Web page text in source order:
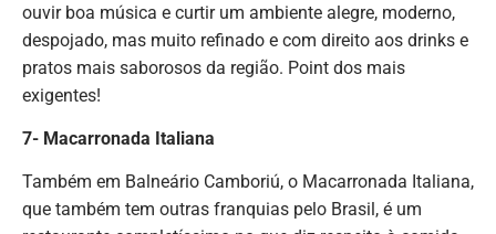
ouvir boa música e curtir um ambiente alegre, moderno,
despojado, mas muito refinado e com direito aos drinks e
pratos mais saborosos da região. Point dos mais
exigentes!
7- Macarronada Italiana
Também em Balneário Camboriú, o Macarronada Italiana,
que também tem outras franquias pelo Brasil, é um